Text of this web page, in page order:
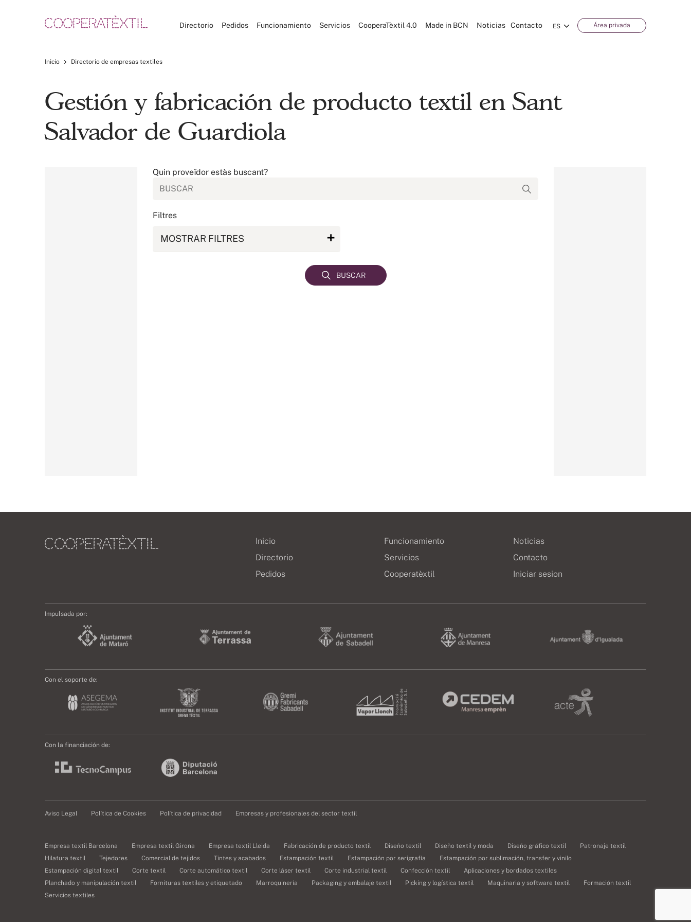
ES Área privada
Directorio Pedidos Funcionamiento Servicios CooperaTèxtil 4.0 Made in BCN Noticias Contacto
Inicio Directorio de empresas textiles
Gestión y fabricación de producto textil en Sant
Salvador de Guardiola
Quin proveïdor estàs buscant?
Filtres
MOSTRAR FILTRES
BUSCAR
Inicio
Directorio
Pedidos
Funcionamiento
Servicios
Cooperatèxtil
Noticias
Contacto
Iniciar sesion
Impulsada por:
Con el soporte de:
Con la financiación de:
Aviso Legal Política de Cookies Política de privacidad Empresas y profesionales del sector textil
Empresa textil Barcelona Empresa textil Girona Empresa textil Lleida Fabricación de producto textil Diseño textil Diseño textil y moda Diseño gráfico textil
Patronaje textil
Hilatura textil
Tejedores Comercial de tejidos Tintes y acabados Estampación textil Estampación por serigrafía
Estampación por sublimación, transfer y vinilo
Estampación digital textil
Corte textil Corte automático textil Corte láser textil Corte industrial textil Confección textil
Aplicaciones y bordados textiles
Planchado y manipulación textil
Fornituras textiles y etiquetado Marroquinería Packaging y embalaje textil Picking y logística textil Maquinaria y software textil
Formación textil
Servicios textiles